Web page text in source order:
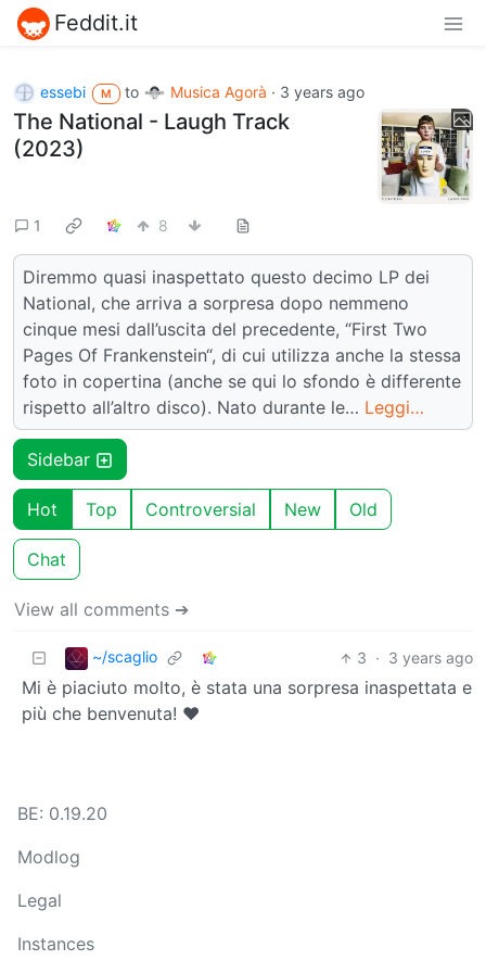
Feddit.it
essebi M to Musica Agorà · 3 years ago
The National - Laugh Track
(2023)
1 8
Diremmo quasi inaspettato questo decimo LP dei
National, che arriva a sorpresa dopo nemmeno
cinque mesi dall’uscita del precedente, “First Two
Pages Of Frankenstein“, di cui utilizza anche la stessa
foto in copertina (anche se qui lo sfondo è differente
rispetto all’altro disco). Nato durante le… Leggi…
Sidebar
Hot Top Controversial New Old
Chat
View all comments ➔
~/scaglio 3 · 3 years ago
Mi è piaciuto molto, è stata una sorpresa inaspettata e
più che benvenuta! ❤️
BE: 0.19.20
Modlog
Legal
Instances